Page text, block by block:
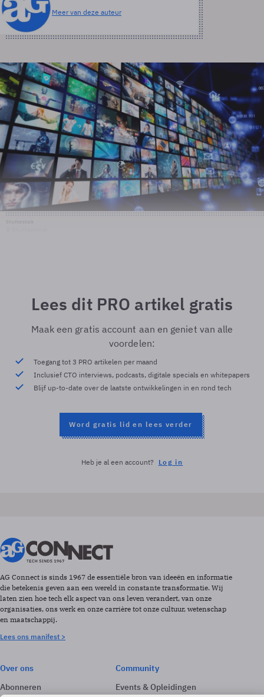
Meer van deze auteur
Lees dit PRO artikel gratis
Maak een gratis account aan en geniet van alle
voordelen:
Toegang tot 3 PRO artikelen per maand
Inclusief CTO interviews, podcasts, digitale specials en whitepapers
Blijf up-to-date over de laatste ontwikkelingen in en rond tech
Word gratis lid en lees verder
Heb je al een account? Log in
AG Connect is sinds 1967 de essentiële bron van ideeën en informatie
die betekenis geven aan een wereld in constante transformatie. Wij
laten zien hoe tech elk aspect van ons leven verandert, van onze
organisaties, ons werk en onze carrière tot onze cultuur, wetenschap
en maatschappij.
Lees ons manifest >
Over ons
Abonneren
Community
Events & Opleidingen